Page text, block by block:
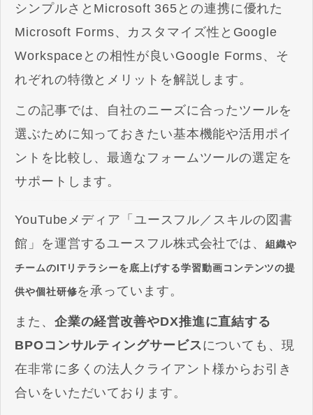
シンプルさとMicrosoft 365との連携に優れた
Microsoft Forms、カスタマイズ性とGoogle
Workspaceとの相性が良いGoogle Forms、そ
れぞれの特徴とメリットを解説します。
この記事では、自社のニーズに合ったツールを
選ぶために知っておきたい基本機能や活用ポイ
ントを比較し、最適なフォームツールの選定を
サポートします。
YouTubeメディア「ユースフル／スキルの図書
館」を運営するユースフル株式会社では、組織や
チームのITリテラシーを底上げする学習動画コンテンツの提
供や個社研修を承っています。
また、 企業の経営改善やDX推進に直結する
BPOコンサルティングサービスについても、現
在非常に多くの法人クライアント様からお引き
合いをいただいております。